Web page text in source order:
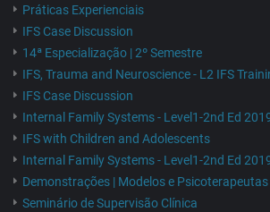
Práticas Experienciais
IFS Case Discussion
14ª Especialização | 2º Semestre
IFS, Trauma and Neuroscience - L2 IFS
IFS Case Discussion
Internal Family Systems - Level1-2nd Ed
IFS with Children and Adolescents
Internal Family Systems - Level1-2nd Ed
Demonstrações | Modelos e
Seminário de Supervisão Clínica